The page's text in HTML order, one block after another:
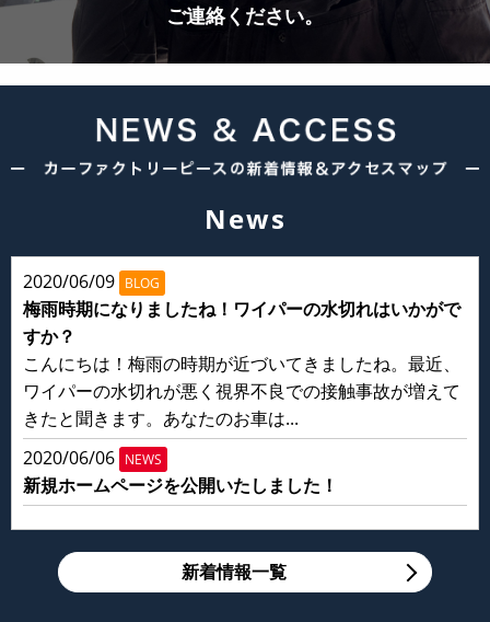
ご連絡ください。
News
2020/06/09 BLOG
梅雨時期になりましたね！ワイパーの水切れはいかがで
すか？
こんにちは！梅雨の時期が近づいてきましたね。最近、
ワイパーの水切れが悪く視界不良での接触事故が増えて
きたと聞きます。あなたのお車は...
2020/06/06 NEWS
新規ホームページを公開いたしました！
新着情報一覧